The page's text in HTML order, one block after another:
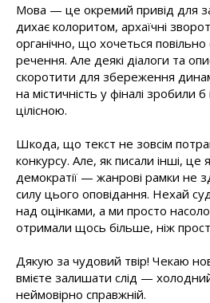
Мова — це окремий привід для
дихає колоритом, архаїчні
органічно, що хочеться
речення. Але деякі діалоги та
скоротити для збереження
на містичність у фіналі зробили
цілісною.
Шкода, що текст не зовсім
конкурсу. Але, як писали інші, це
демократії — жанрові рамки не
силу цього оповідання. Нехай
над оцінками, а ми просто
отримали щось більше, ніж
Дякую за чудовий твір! Чекаю
вмієте залишати слід —
неймовірно справжній.